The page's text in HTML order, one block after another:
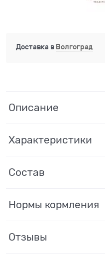
Доставка в Волгоград
Описание
Характеристики
Состав
Нормы кормления
Отзывы